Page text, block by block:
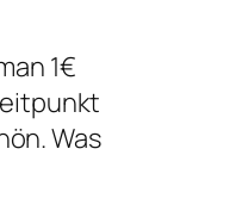
1€
Was